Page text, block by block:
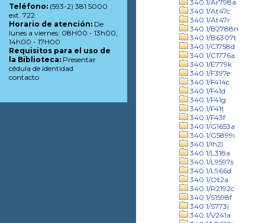
340.1/Ar798a
340.1/At47c
340.1/At47r
340.1/B2788n
340.1/B6307t
340.1/C1758d
340.1/C1776a
340.1/E779k
340.1/F397e
340.1/F414c
340.1/F41d
340.1/F41g
340.1/F41t
340.1/F43f
340.1/G1653a
340.1/G5899i
340.1/Ih2l
340.1/L318a
340.1/L9597s
340.1/L966d
340.1/Ot2a
340.1/R2192c
340.1/S1598f
340.1/S773i
340.1/V241a
Teléfono: (593-2) 381 5000
ext. 722
Horario de atención: De
lunes a viernes: 08H00 - 13h00,
14h00 - 17H00
Requisitos para el uso de
la Biblioteca: Presentar
cédula de identidad
contacto